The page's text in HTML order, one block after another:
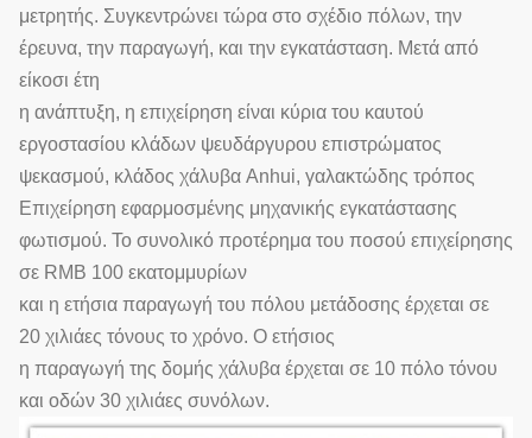
μετρητής. Συγκεντρώνει τώρα στο σχέδιο πόλων, την
έρευνα, την παραγωγή, και την εγκατάσταση. Μετά από
είκοσι έτη
η ανάπτυξη, η επιχείρηση είναι κύρια του καυτού
εργοστασίου κλάδων ψευδάργυρου επιστρώματος
ψεκασμού, κλάδος χάλυβα Anhui, γαλακτώδης τρόπος
Επιχείρηση εφαρμοσμένης μηχανικής εγκατάστασης
φωτισμού. Το συνολικό προτέρημα του ποσού επιχείρησης
σε RMB 100 εκατομμυρίων
και η ετήσια παραγωγή του πόλου μετάδοσης έρχεται σε
20 χιλιάες τόνους το χρόνο. Ο ετήσιος
η παραγωγή της δομής χάλυβα έρχεται σε 10 πόλο τόνου
και οδών 30 χιλιάες συνόλων.